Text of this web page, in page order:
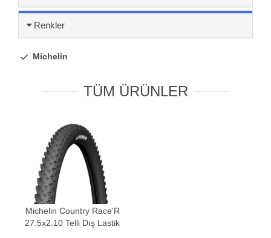
Renkler
Michelin
TÜM ÜRÜNLER
Michelin Country Race'R
27.5x2.10 Telli Dış Lastik